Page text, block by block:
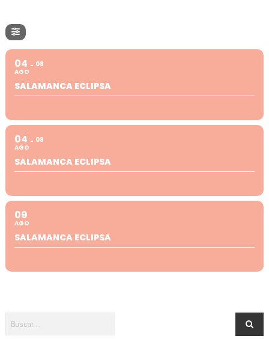
04
AGO
08
SALAMANCA ECLIPSA
04
AGO
08
SALAMANCA ECLIPSA
09
AGO
SALAMANCA ECLIPSA